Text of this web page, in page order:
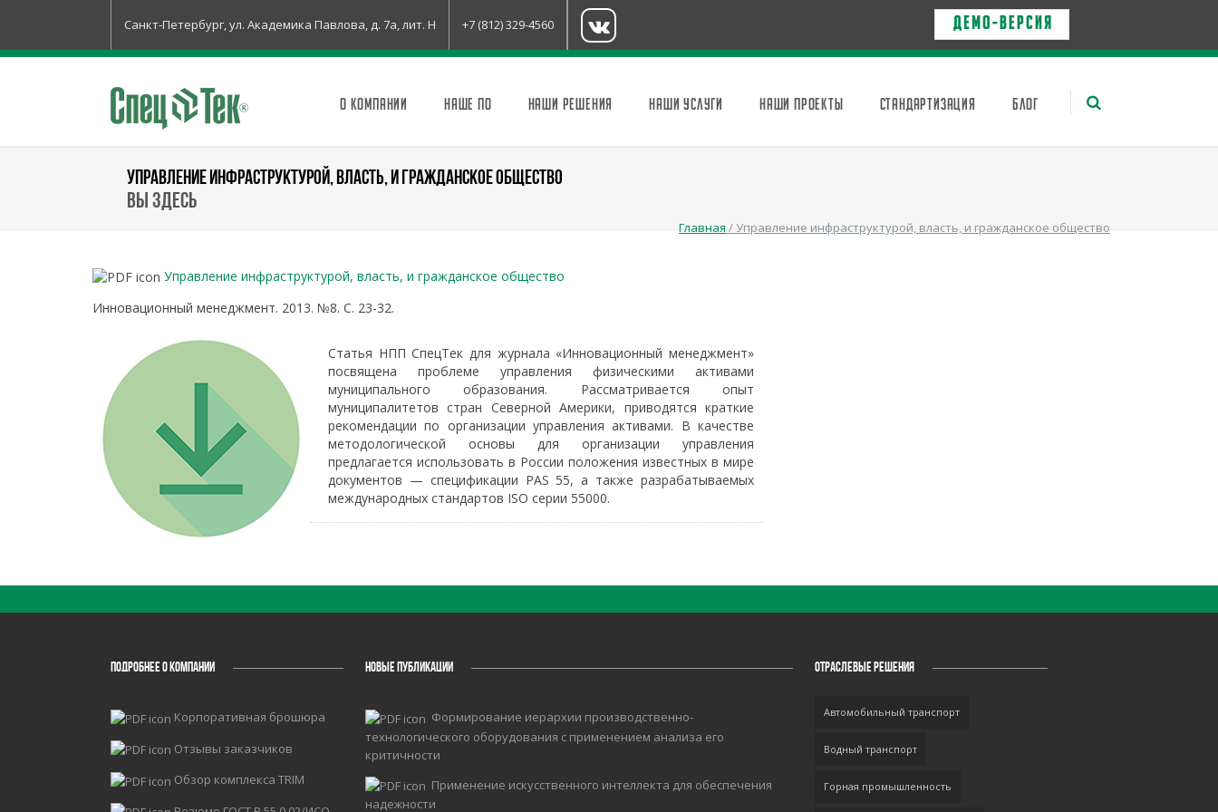
Санкт-Петербург, ул. Академика Павлова, д. 7а, лит. Н +7 (812) 329-4560 Д Е М О - в е р с и я
О КОМПАНИИ НАШЕ ПО НАШИ РЕШЕНИЯ НАШИ УСЛУГИ НАШИ ПРОЕКТЫ СТАНДАРТИЗАЦИЯ БЛОГ
УПРАВЛЕНИЕ ИНФРАСТРУКТУРОЙ, ВЛАСТЬ, И ГРАЖДАНСКОЕ ОБЩЕСТВО
Вы здесь
Главная/Управление инфраструктурой, власть, и гражданское общество
Управление инфраструктурой, власть, и гражданское общество
Инновационный менеджмент. 2013. №8. С. 23-32.
Статья НПП СпецТек для журнала «Инновационный менеджмент»
посвящена проблеме управления физическими активами
муниципального образования. Рассматривается опыт
муниципалитетов стран Северной Америки, приводятся краткие
рекомендации по организации управления активами. В качестве
методологической основы для организации управления
предлагается использовать в России положения известных в мире
документов — спецификации PAS 55, а также разрабатываемых
международных стандартов ISO серии 55000.
ПОДРОБНЕЕ О КОМПАНИИ
Корпоративная брошюра
Отзывы заказчиков
Обзор комплекса TRIM
НОВЫЕ ПУБЛИКАЦИИ
Формирование иерархии производственно-
технологического оборудования с применением анализа его
критичности
Применение искусственного интеллекта для обеспечения
надежности
ОТРАСЛЕВЫЕ РЕШЕНИЯ
Автомобильный транспорт
Водный транспорт
Горная промышленность